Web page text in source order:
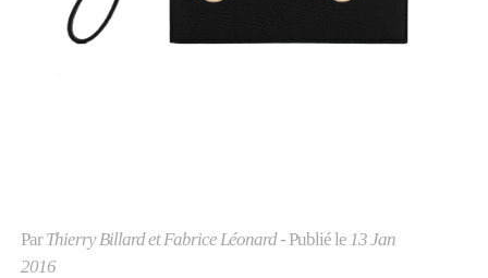
ParThierry Billard et Fabrice Léonard- Publié le 13 Jan
2016